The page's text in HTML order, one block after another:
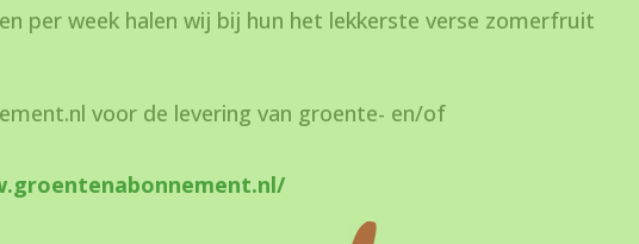
per week halen wij bij hun het lekkerste verse zomerfruit
voor de levering van groente- en/of